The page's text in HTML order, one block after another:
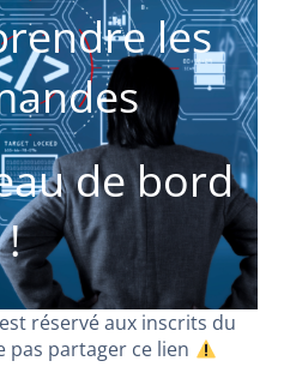
les
de bord
!
réservé aux inscrits du
pas partager ce lien